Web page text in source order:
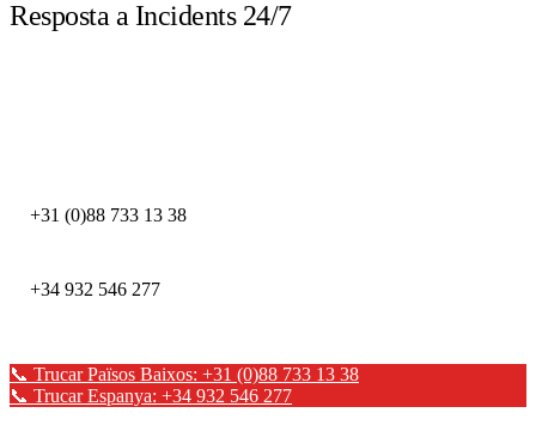
Resposta a Incidents 24/7
+31 (0)88 733 13 38
+34 932 546 277
📞 Trucar Països Baixos: +31 (0)88 733 13 38
📞 Trucar Espanya: +34 932 546 277